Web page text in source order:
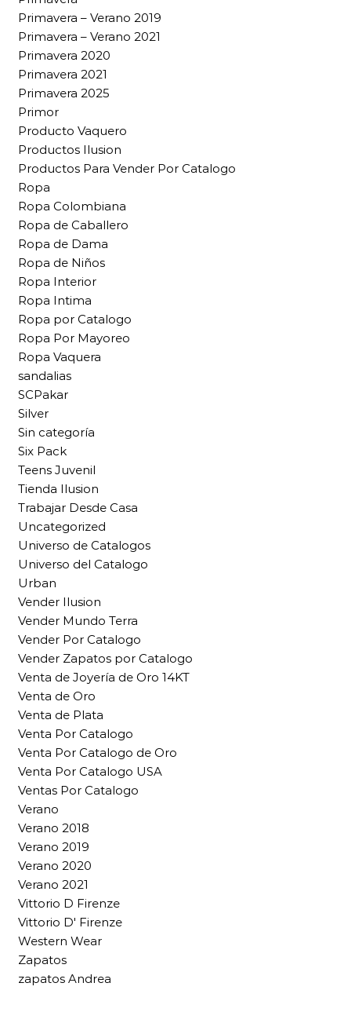
Primavera – Verano 2019
Primavera – Verano 2021
Primavera 2020
Primavera 2021
Primavera 2025
Primor
Producto Vaquero
Productos Ilusion
Productos Para Vender Por Catalogo
Ropa
Ropa Colombiana
Ropa de Caballero
Ropa de Dama
Ropa de Niños
Ropa Interior
Ropa Intima
Ropa por Catalogo
Ropa Por Mayoreo
Ropa Vaquera
sandalias
SCPakar
Silver
Sin categoría
Six Pack
Teens Juvenil
Tienda Ilusion
Trabajar Desde Casa
Uncategorized
Universo de Catalogos
Universo del Catalogo
Urban
Vender Ilusion
Vender Mundo Terra
Vender Por Catalogo
Vender Zapatos por Catalogo
Venta de Joyería de Oro 14KT
Venta de Oro
Venta de Plata
Venta Por Catalogo
Venta Por Catalogo de Oro
Venta Por Catalogo USA
Ventas Por Catalogo
Verano
Verano 2018
Verano 2019
Verano 2020
Verano 2021
Vittorio D Firenze
Vittorio D' Firenze
Western Wear
Zapatos
zapatos Andrea